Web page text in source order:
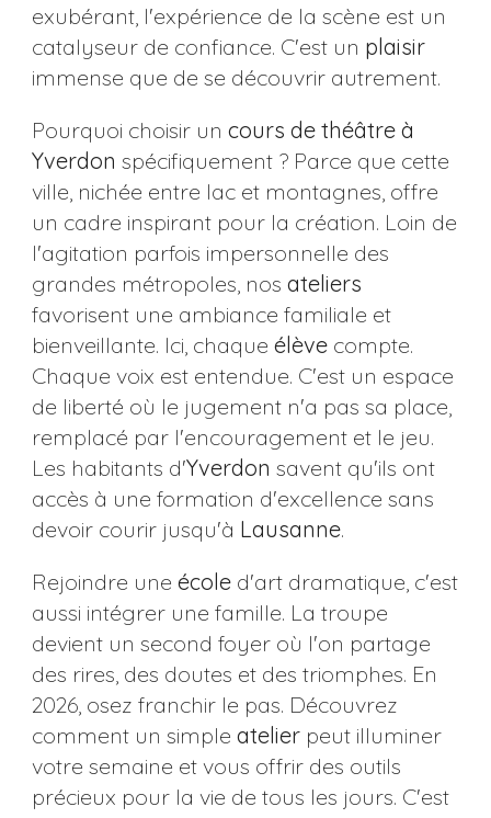
exubérant, l'expérience de la scène est un
catalyseur de confiance. C'est un plaisir
immense que de se découvrir autrement.
Pourquoi choisir un cours de théâtre à
Yverdon spécifiquement ? Parce que cette
ville, nichée entre lac et montagnes, offre
un cadre inspirant pour la création. Loin de
l'agitation parfois impersonnelle des
grandes métropoles, nos ateliers
favorisent une ambiance familiale et
bienveillante. Ici, chaque élèvecompte.
Chaque voix est entendue. C'est un espace
de liberté où le jugement n'a pas sa place,
remplacé par l'encouragement et le jeu.
Les habitants d'Yverdon savent qu'ils ont
accès à une formation d'excellence sans
devoir courir jusqu'à Lausanne.
Rejoindre une écoled'art dramatique, c'est
aussi intégrer une famille. La troupe
devient un second foyer où l'on partage
des rires, des doutes et des triomphes. En
2026, osez franchir le pas. Découvrez
comment un simple atelierpeut illuminer
votre semaine et vous offrir des outils
précieux pour la vie de tous les jours. C'est